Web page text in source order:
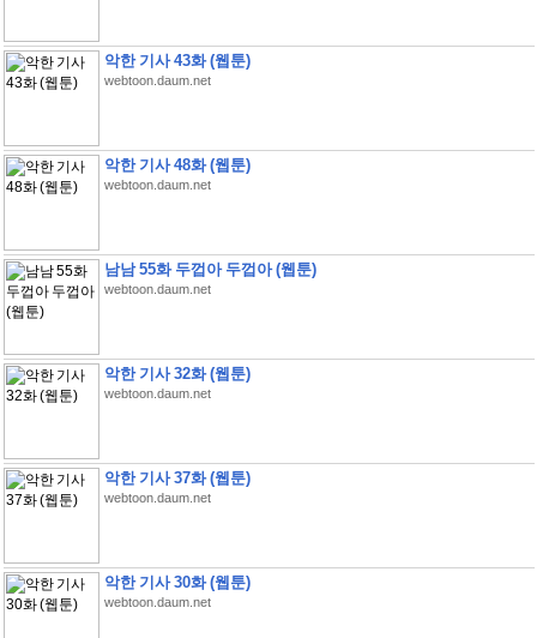
악한 기사 43화 (웹툰)
webtoon.daum.net
악한 기사 48화 (웹툰)
webtoon.daum.net
남남 55화 두껍아 두껍아 (웹툰)
webtoon.daum.net
악한 기사 32화 (웹툰)
webtoon.daum.net
악한 기사 37화 (웹툰)
webtoon.daum.net
악한 기사 30화 (웹툰)
webtoon.daum.net